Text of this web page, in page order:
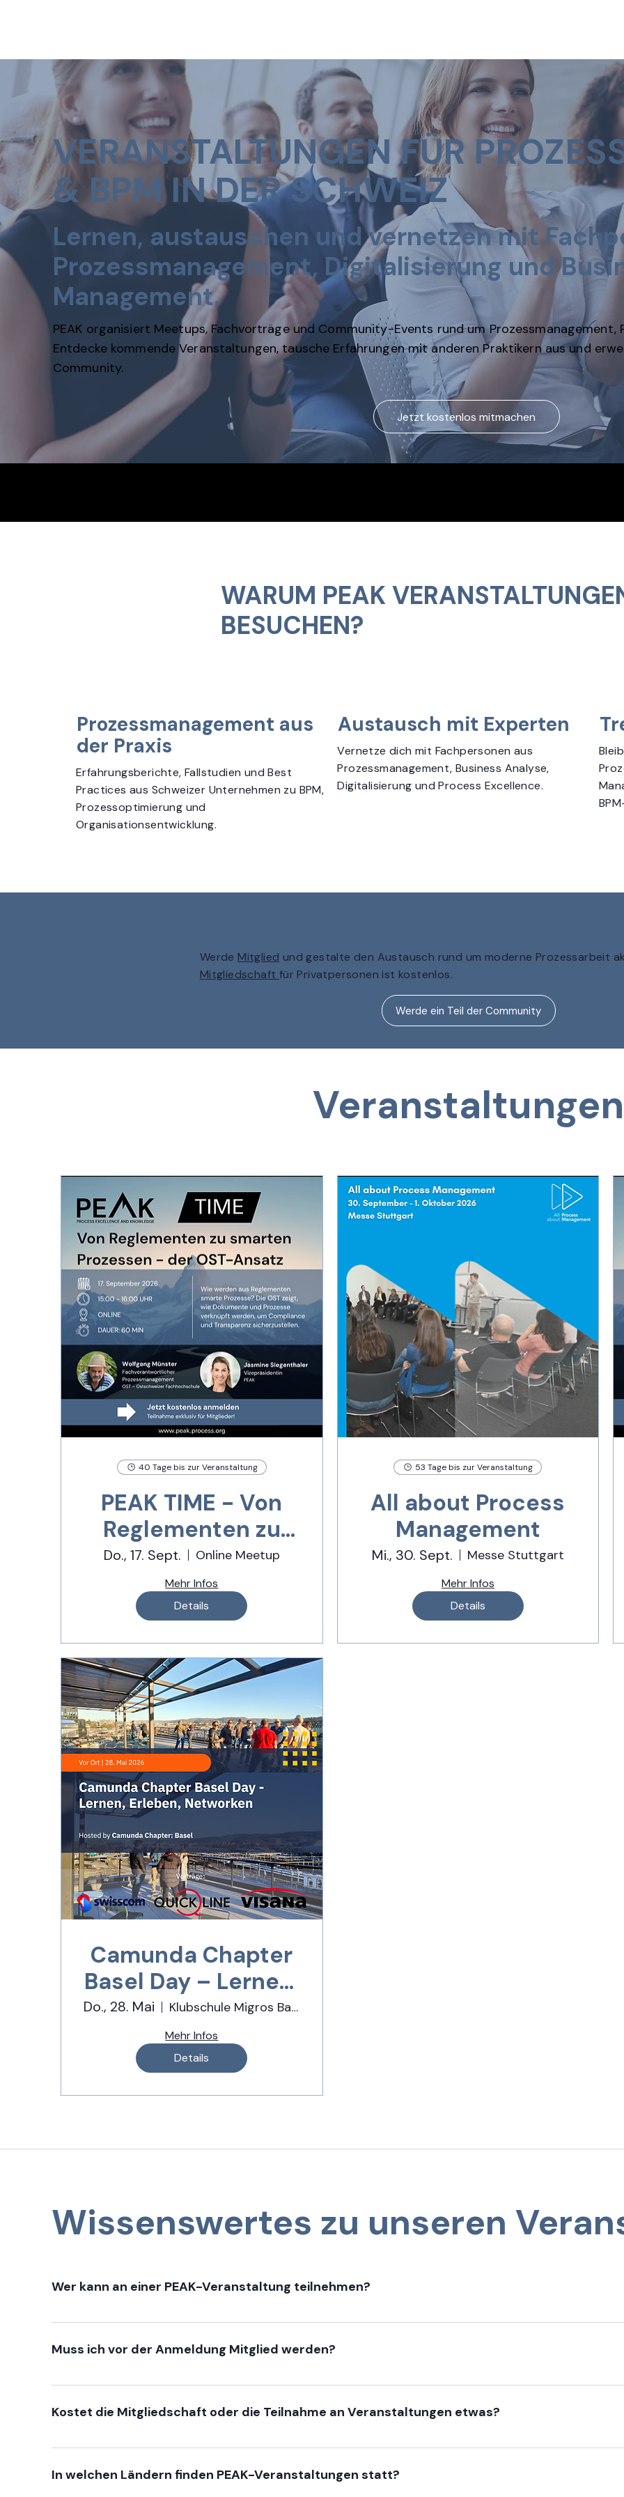
VERANSTALTUNGEN FÜR
& BPM IN DER SCHWEIZ
Lernen, austauschen und vernetzen mit
Prozessmanagement, Digitalisierung und
Management.
PEAK organisiert Meetups, Fachvorträge und Community-Events rund um
Entdecke kommende Veranstaltungen, tausche Erfahrungen mit anderen Praktikern aus und
Community.
Jetzt kostenlos mitmachen
WARUM PEAK
BESUCHEN?
Prozessmanagement aus
der Praxis
Erfahrungsberichte, Fallstudien und Best
Practices aus Schweizer Unternehmen zu BPM,
Prozessoptimierung und
Organisationsentwicklung.
Austausch mit Experten
Vernetze dich mit Fachpersonen aus
Prozessmanagement, Business Analyse,
Digitalisierung und Process Excellence.
WerdeMitglied und gestalte den Austausch rund um moderne Prozessarbeit
Mitgliedschaft für Privatpersonen ist kostenlos.
Werde ein Teil der Community
Veranstaltungen
40 Tage bis zur Veranstaltung
PEAK TIME - Von
Reglementen zu
smarten Prozessen
– der OST-Ansatz
Do., 17. Sept. Online Meetup
Mehr Infos
Details
53 Tage bis zur Veranstaltung
All about Process
Management
Mi., 30. Sept. Messe Stuttgart
Mehr Infos
Details
Camunda Chapter
Basel Day – Lernen,
Erleben, Networken
Do., 28. Mai Klubschule Migros Basel
Mehr Infos
Details
Wissenswertes zu unseren
Wer kann an einer PEAK-Veranstaltung teilnehmen?
Die Teilnahme an PEAK-Veranstaltungen ist Mitgliedern vorbehalten. Die Mitgliedschaft ist
Muss ich vor der Anmeldung Mitglied werden?
Nein. Wenn du dich für eine Veranstaltung anmeldest, wirst du automatisch als Mitglied bei PEAK
Kostet die Mitgliedschaft oder die Teilnahme an Veranstaltungen etwas?
Die Mitgliedschaft bei PEAK ist für Privatpersonen kostenlos. Informationen zu allfälligen
In welchen Ländern finden PEAK-Veranstaltungen statt?